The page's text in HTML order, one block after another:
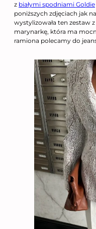
z białymi spodniami Goldie
poniższych zdjęciach jak
wystylizowała ten zestaw
marynarkę, która ma
ramiona polecamy do